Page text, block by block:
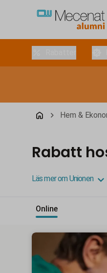
Hem &
Rabatt
Läs mer om Unionen
Online